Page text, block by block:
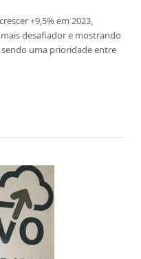
+9,5% em 2023,
desafiador e mostrando
uma prioridade entre